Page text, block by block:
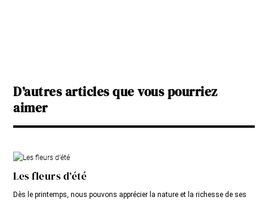
D’autres articles que vous pourriez
aimer
Les fleurs d’été
Dès le printemps, nous pouvons apprécier la nature et la richesse de ses